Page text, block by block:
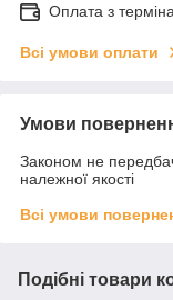
Оплата з
Всі умови оплати
Умови
Законом не
належної якості
Всі умови
Подібні товари